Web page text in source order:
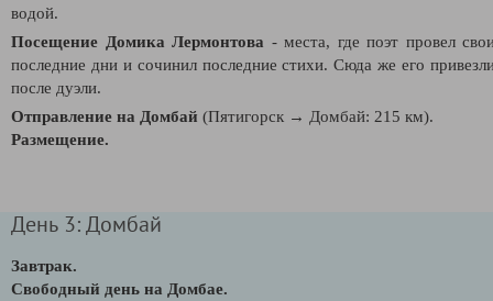
водой.
Посещение Домика Лермонтова - места, где поэт провел
последние дни и сочинил последние стихи. Сюда же его
после дуэли.
Отправление на Домбай (Пятигорск → Домбай: 215 км).
Размещение.
День 3: Домбай
Завтрак.
Свободный день на Домбае.